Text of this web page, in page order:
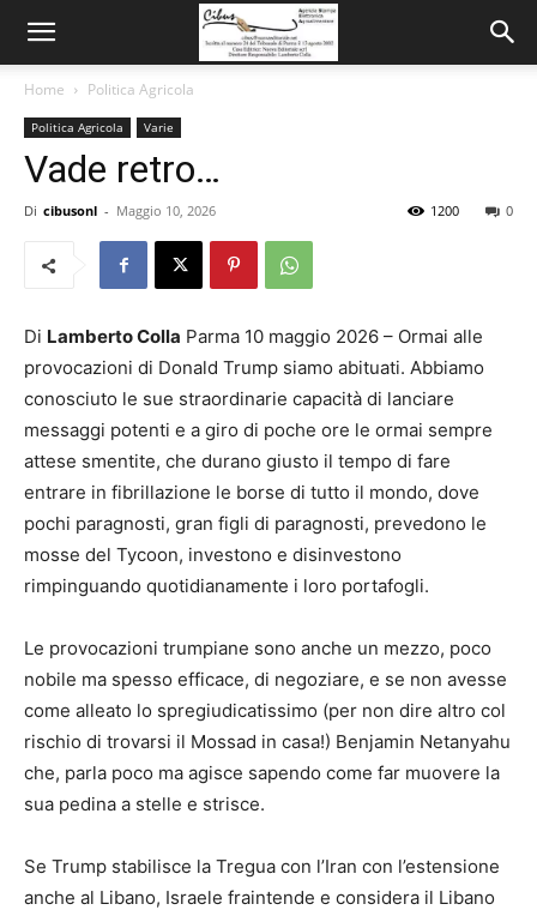
Home Politica Agricola
Politica Agricola Varie
Vade retro…
Di cibusonl - Maggio 10, 2026 0
1200
Di Lamberto Colla Parma 10 maggio 2026 – Ormai alle
provocazioni di Donald Trump siamo abituati. Abbiamo
conosciuto le sue straordinarie capacità di lanciare
messaggi potenti e a giro di poche ore le ormai sempre
attese smentite, che durano giusto il tempo di fare
entrare in fibrillazione le borse di tutto il mondo, dove
pochi paragnosti, gran figli di paragnosti, prevedono le
mosse del Tycoon, investono e disinvestono
rimpinguando quotidianamente i loro portafogli.
Le provocazioni trumpiane sono anche un mezzo, poco
nobile ma spesso efficace, di negoziare, e se non avesse
come alleato lo spregiudicatissimo (per non dire altro col
rischio di trovarsi il Mossad in casa!) Benjamin Netanyahu
che, parla poco ma agisce sapendo come far muovere la
sua pedina a stelle e strisce.
Se Trump stabilisce la Tregua con l’Iran con l’estensione
anche al Libano, Israele fraintende e considera il Libano